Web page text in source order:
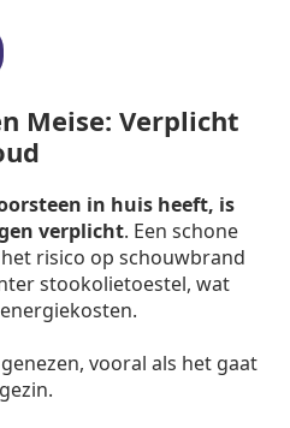
Meise: Verplicht
in huis heeft, is
verplicht. Een schone
risico op schouwbrand
stookolietoestel, wat
vooral als het gaat